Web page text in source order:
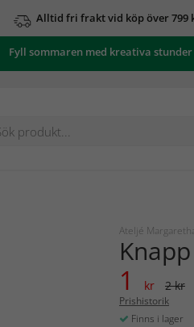
Alltid fri frakt vid köp över 799
Fyll sommaren med kreativa
Ateljé
1 kr 2 kr
Prishistorik
Finns i lager